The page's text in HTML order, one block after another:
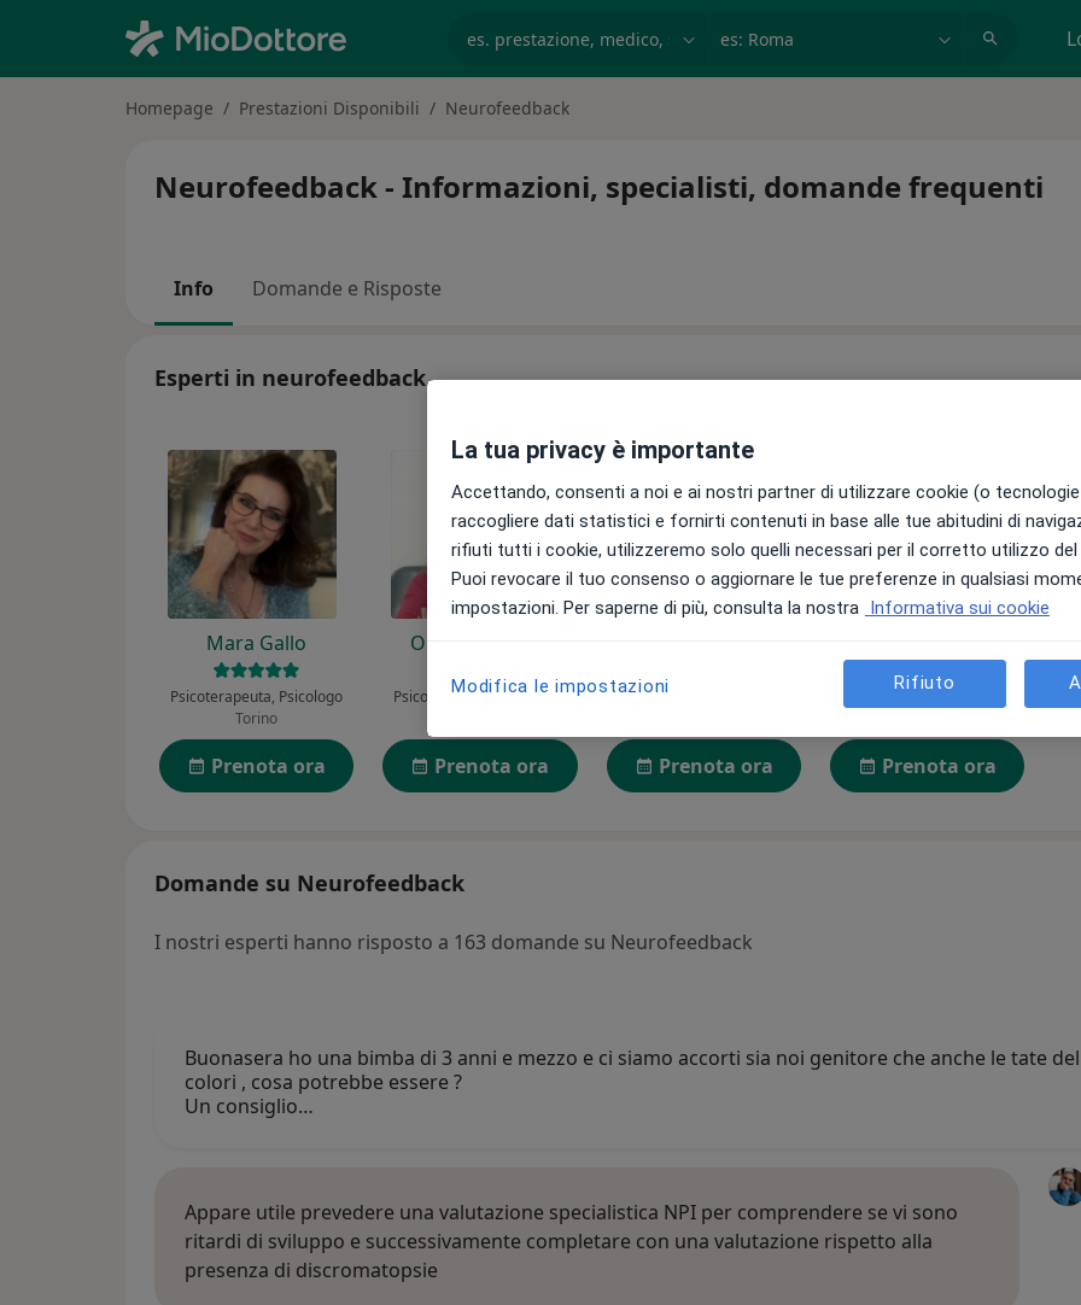
Homepage Prestazioni Disponibili Neurofeedback
Neurofeedback - Informazioni, specialisti, domande frequenti
Info Domande e Risposte
Esperti in neurofeedback
Mara Gallo
Psicoterapeuta, Psicologo
Torino
Prenota ora
Ornella Natullo
Psicoterapeuta, Psicologo
Prenota ora
Fisioterapista
Prenota ora Prenota ora
Domande su Neurofeedback
I nostri esperti hanno risposto a 163 domande su Neurofeedback
Buonasera ho una bimba di 3 anni e mezzo e ci siamo accorti sia noi genitore che anche le tate
colori , cosa potrebbe essere ?
Un consiglio…
Appare utile prevedere una valutazione specialistica NPI per comprendere se vi sono
ritardi di sviluppo e successivamente completare con una valutazione rispetto alla
presenza di discromatopsie
La tua privacy è importante
Accettando, consenti a noi e ai nostri partner di utilizzare cookie (o
raccogliere dati statistici e fornirti contenuti in base alle tue abitudini di
rifiuti tutti i cookie, utilizzeremo solo quelli necessari per il corretto utilizzo
Puoi revocare il tuo consenso o aggiornare le tue preferenze in qualsiasi
impostazioni. Per saperne di più, consulta la nostra Informativa sui cookie
Modifica le impostazioni Rifiuto